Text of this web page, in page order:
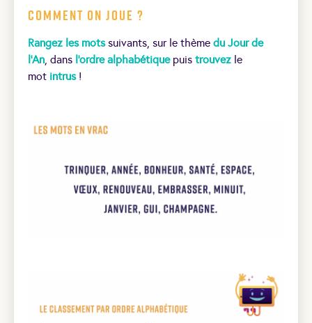
Comment on joue ?
Rangez les motssuivants, sur le thème du Jour de
l’An , dans l’ordre alphabétiquepuis trouvez le
mot intrus!